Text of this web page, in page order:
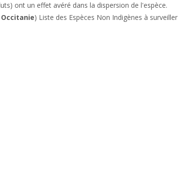
ont un effet avéré dans la dispersion de l'espèce.
) Liste des Espèces Non Indigènes à surveiller